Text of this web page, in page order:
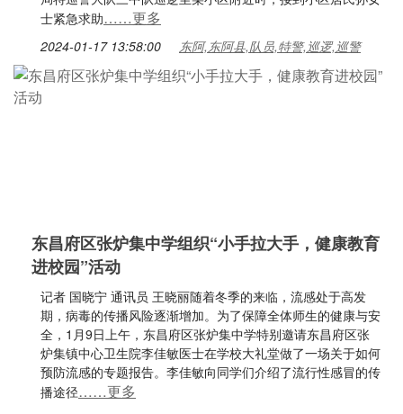
士紧急求助……更多
2024-01-17 13:58:00 东阿,东阿县,队员,特警,巡逻,巡警
东昌府区张炉集中学组织“小手拉大手，健康教育
进校园”活动
记者 国晓宁 通讯员 王晓丽随着冬季的来临，流感处于高发
期，病毒的传播风险逐渐增加。为了保障全体师生的健康与安
全，1月9日上午，东昌府区张炉集中学特别邀请东昌府区张
炉集镇中心卫生院李佳敏医士在学校大礼堂做了一场关于如何
预防流感的专题报告。李佳敏向同学们介绍了流行性感冒的传
播途径……更多